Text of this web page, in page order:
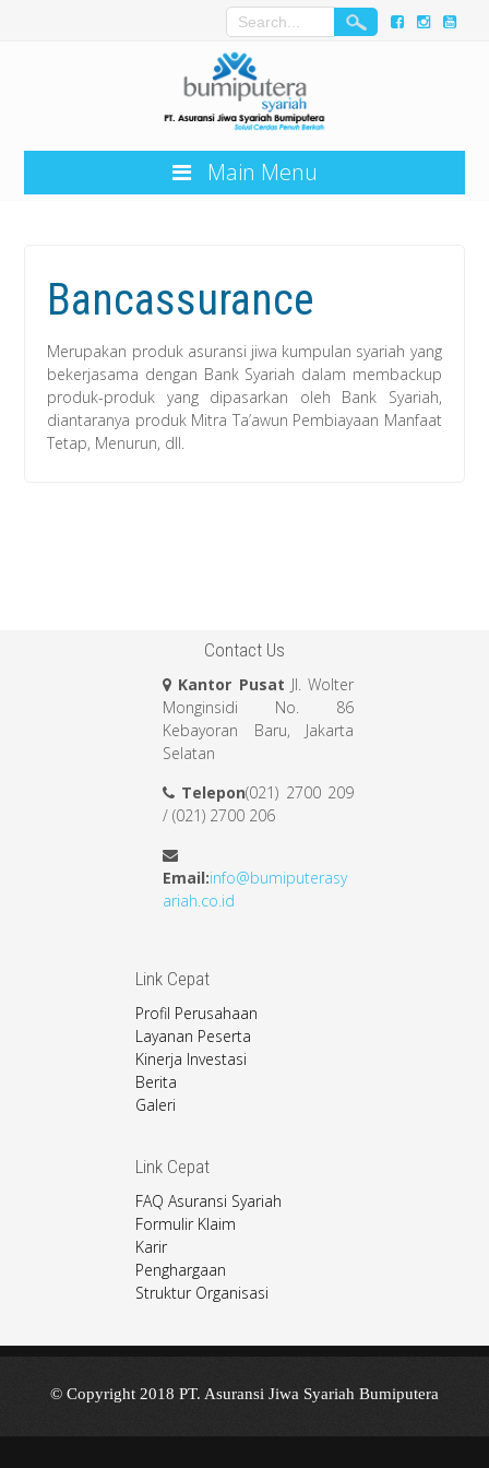
Main Menu
Bancassurance
Merupakan produk asuransi jiwa kumpulan syariah yang
bekerjasama dengan Bank Syariah dalam membackup
produk-produk yang dipasarkan oleh Bank Syariah,
diantaranya produk Mitra Ta’awun Pembiayaan Manfaat
Tetap, Menurun, dll.
Contact Us
Kantor Pusat Jl. Wolter
Monginsidi No. 86
Kebayoran Baru, Jakarta
Selatan
Telepon(021) 2700 209
/ (021) 2700 206
Email:info@bumiputerasy
ariah.co.id
Link Cepat
Profil Perusahaan
Layanan Peserta
Kinerja Investasi
Berita
Galeri
Link Cepat
FAQ Asuransi Syariah
Formulir Klaim
Karir
Penghargaan
Struktur Organisasi
© Copyright 2018 PT. Asuransi Jiwa Syariah Bumiputera